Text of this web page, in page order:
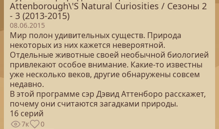
Attenborough\'S Natural Curiosities / Сезоны 2
- 3 (2013-2015)
08.06.2015
Мир полон удивительных существ. Природа
некоторых из них кажется невероятной.
Отдельные животные своей необычной биологией
привлекают особое внимание. Какие-то известны
уже несколько веков, другие обнаружены совсем
недавно.
В этой программе сэр Дэвид Аттенборо расскажет,
почему они считаются загадками природы.
16 серий
7к 0